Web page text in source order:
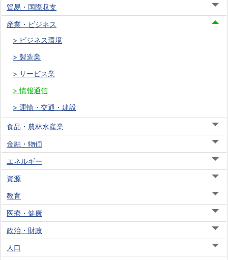
貿易・国際収支
産業・ビジネス
ビジネス環境
製造業
サービス業
情報通信
運輸・交通・建設
食品・農林水産業
金融・物価
エネルギー
資源
教育
医療・健康
政治・財政
人口